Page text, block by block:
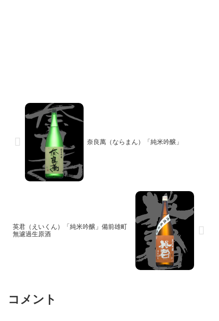
奈良萬（ならまん）「純米吟醸」
英君（えいくん）「純米吟醸」備前雄町
無濾過生原酒
コメント